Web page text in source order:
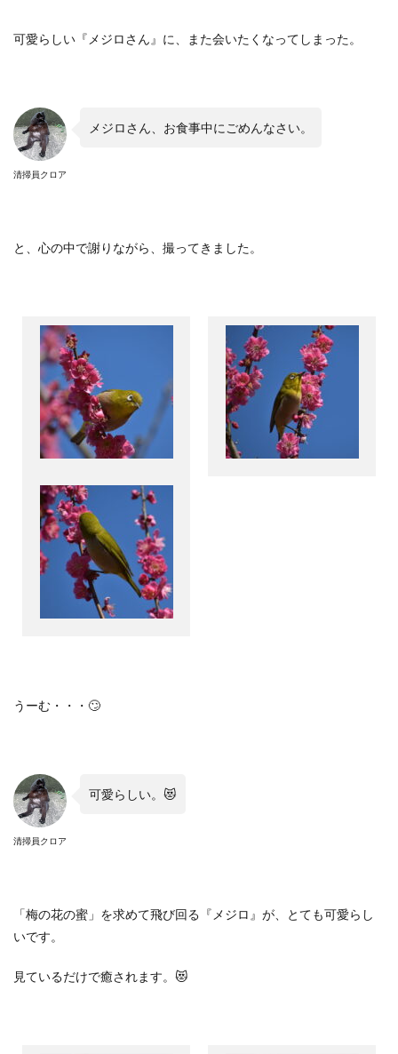
可愛らしい『メジロさん』に、また会いたくなってしまった。
清掃員クロア
メジロさん、お食事中にごめんなさい。
と、心の中で謝りながら、撮ってきました。
うーむ・・・🙄
清掃員クロア
可愛らしい。😻
「梅の花の蜜」を求めて飛び回る『メジロ』が、とても可愛らし
いです。
見ているだけで癒されます。😻